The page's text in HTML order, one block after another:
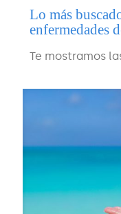
Lo más
enfermedades
Te mostramos